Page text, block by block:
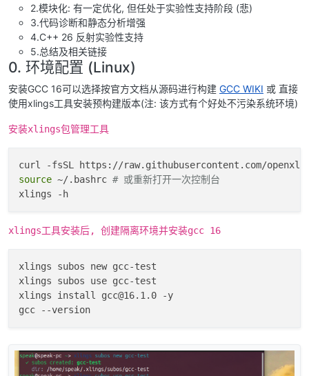
2.模块化: 有一定优化, 但任处于实验性支持阶段 (悲)
3.代码诊断和静态分析增强
4.C++ 26 反射实验性支持
5.总结及相关链接
0. 环境配置 (Linux)
安装GCC 16可以选择按官方文档从源码进行构建 GCC WIKI 或 直接
使用xlings工具安装预构建版本(注: 该方式有个好处不污染系统环境)
安装xlings包管理工具
source ~/.bashrc # 或重新打开一次控制台
xlings工具安装后, 创建隔离环境并安装gcc 16
xlings subos new gcc-test
xlings subos use gcc-test
xlings install gcc@16.1.0 -y